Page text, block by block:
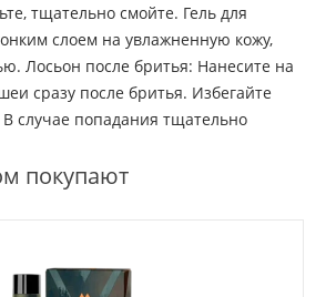
тщательно смойте. Гель для
слоем на увлажненную кожу,
Лосьон после бритья: Нанесите на
сразу после бритья. Избегайте
случае попадания тщательно
покупают